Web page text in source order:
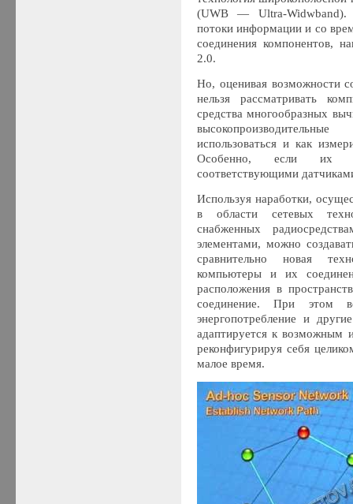
(UWB — Ultra-Widwband).
потоки информации и со
соединения компонентов,
2.0.
Но, оценивая возможности
нельзя рассматривать
средства многообразных
использоваться и как
Особенно, если их
соответствующими
Используя наработки,
в области сетевых
снабженных
элементами, можно
сравнительно новая
компьютеры и их
расположения в
соединение. При этом
энергопотребление и
адаптируется к возможным
реконфигурируя себя
малое время.